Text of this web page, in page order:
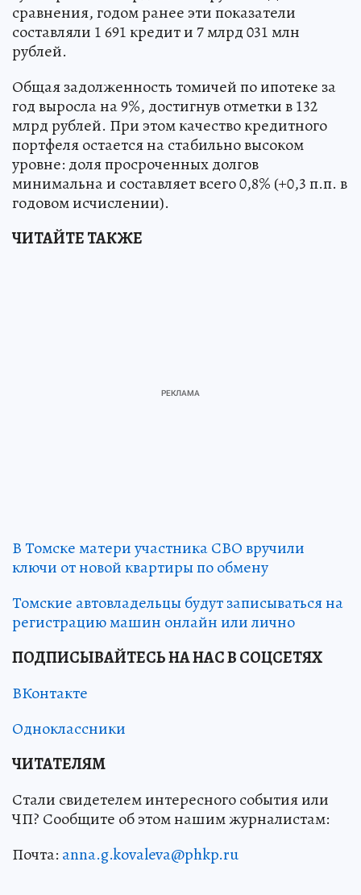
сравнения, годом ранее эти показатели
составляли 1 691 кредит и 7 млрд 031 млн
рублей.
Общая задолженность томичей по ипотеке за
год выросла на 9%, достигнув отметки в 132
млрд рублей. При этом качество кредитного
портфеля остается на стабильно высоком
уровне: доля просроченных долгов
минимальна и составляет всего 0,8% (+0,3 п.п. в
годовом исчислении).
ЧИТАЙТЕ ТАКЖЕ
В Томске матери участника СВО вручили
ключи от новой квартиры по обмену
Томские автовладельцы будут записываться на
регистрацию машин онлайн или лично
ПОДПИСЫВАЙТЕСЬ НА НАС В СОЦСЕТЯХ
ВКонтакте
Одноклассники
ЧИТАТЕЛЯМ
Стали свидетелем интересного события или
ЧП? Сообщите об этом нашим журналистам:
Почта: anna.g.kovaleva@phkp.ru